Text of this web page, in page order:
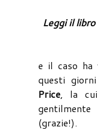
Leggi il
e il caso ha
questi giorni
Price, la
(grazie!).